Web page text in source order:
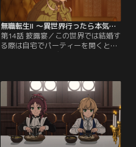
無職転生II ～異世界行ったら本気だす～（第2クール） 第14話
第14話 披露宴／この世界では結婚す
る際は自宅でパーティーを開くとい
うことで、ルーデウスはシルフィと
ノア魔法大学の面々が出席する中、
エリナリーゼの表情がいつもと違っ
ていた。そんな中ルーデウスはアリ
エルからある申し出を受けて…。
【提供：バンダイチャンネル】